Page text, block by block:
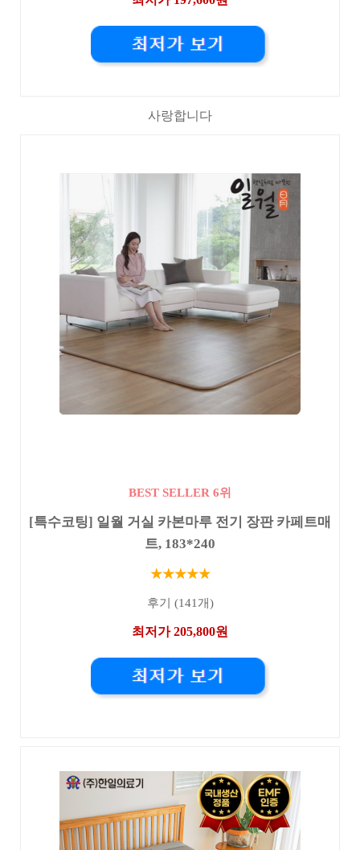
사랑합니다
BEST SELLER 6위
[특수코팅] 일월 거실 카본마루 전기 장판 카페트매
트, 183*240
★★★★★
후기 (141개)
최저가 205,800원